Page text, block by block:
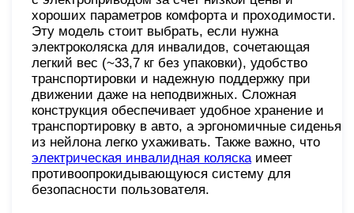
хороших параметров комфорта и проходимости.
Эту модель стоит выбрать, если нужна
электроколяска для инвалидов, сочетающая
легкий вес (~33,7 кг без упаковки), удобство
транспортировки и надежную поддержку при
движении даже на неподвижных. Сложная
конструкция обеспечивает удобное хранение и
транспортировку в авто, а эргономичные сиденья
из нейлона легко ухаживать. Также важно, что
электрическая инвалидная коляскаимеет
противоопрокидывающуюся систему для
безопасности пользователя.